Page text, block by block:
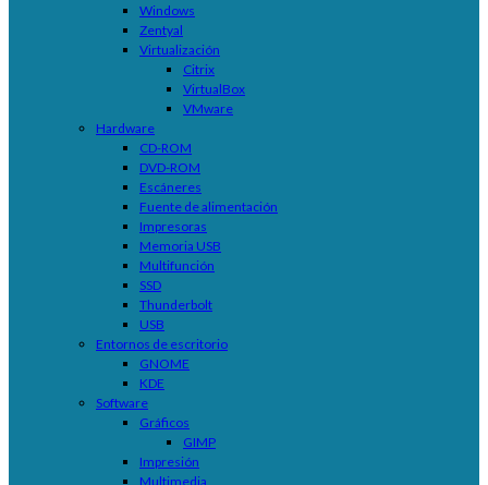
Windows
Zentyal
Virtualización
Citrix
VirtualBox
VMware
Hardware
CD-ROM
DVD-ROM
Escáneres
Fuente de alimentación
Impresoras
Memoria USB
Multifunción
SSD
Thunderbolt
USB
Entornos de escritorio
GNOME
KDE
Software
Gráficos
GIMP
Impresión
Multimedia